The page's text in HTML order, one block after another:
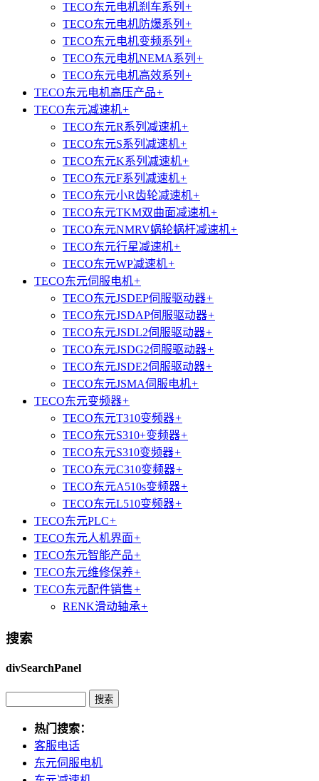
TECO东元电机刹车系列 +
TECO东元电机防爆系列 +
TECO东元电机变频系列 +
TECO东元电机NEMA系列 +
TECO东元电机高效系列 +
TECO东元电机高压产品+
TECO东元减速机+
TECO东元R系列减速机+
TECO东元S系列减速机+
TECO东元K系列减速机+
TECO东元F系列减速机+
TECO东元小R齿轮减速机+
TECO东元TKM双曲面减速机+
TECO东元NMRV蜗轮蜗杆减速机+
TECO东元行星减速机+
TECO东元WP减速机+
TECO东元伺服电机+
TECO东元JSDEP伺服驱动器+
TECO东元JSDAP伺服驱动器+
TECO东元JSDL2伺服驱动器+
TECO东元JSDG2伺服驱动器+
TECO东元JSDE2伺服驱动器+
TECO东元JSMA伺服电机+
TECO东元变频器+
TECO东元T310变频器+
TECO东元S310+变频器+
TECO东元S310变频器+
TECO东元C310变频器+
TECO东元A510s变频器+
TECO东元L510变频器+
TECO东元PLC+
TECO东元人机界面+
TECO东元智能产品+
TECO东元维修保养+
TECO东元配件销售+
RENK滑动轴承+
搜索
divSearchPanel
热门搜索：
客服电话
东元伺服电机